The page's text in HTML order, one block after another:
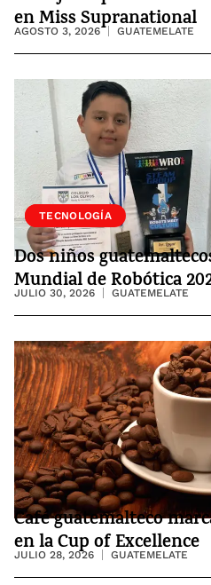
en Miss Supranational
AGOSTO 3, 2026 GUATEMELATE
SOCIEDAD
TECNOLOGÍA
Dos niños
Mundial de Robótica
JULIO 30, 2026 GUATEMELATE
Café guatemalteco
en la Cup of Excellence
JULIO 28, 2026 GUATEMELATE